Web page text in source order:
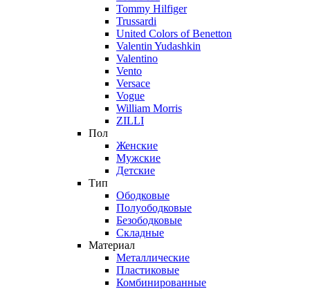
Tommy Hilfiger
Trussardi
United Colors of Benetton
Valentin Yudashkin
Valentino
Vento
Versace
Vogue
William Morris
ZILLI
Пол
Женские
Мужские
Детские
Тип
Ободковые
Полуободковые
Безободковые
Складные
Материал
Металлические
Пластиковые
Комбинированные